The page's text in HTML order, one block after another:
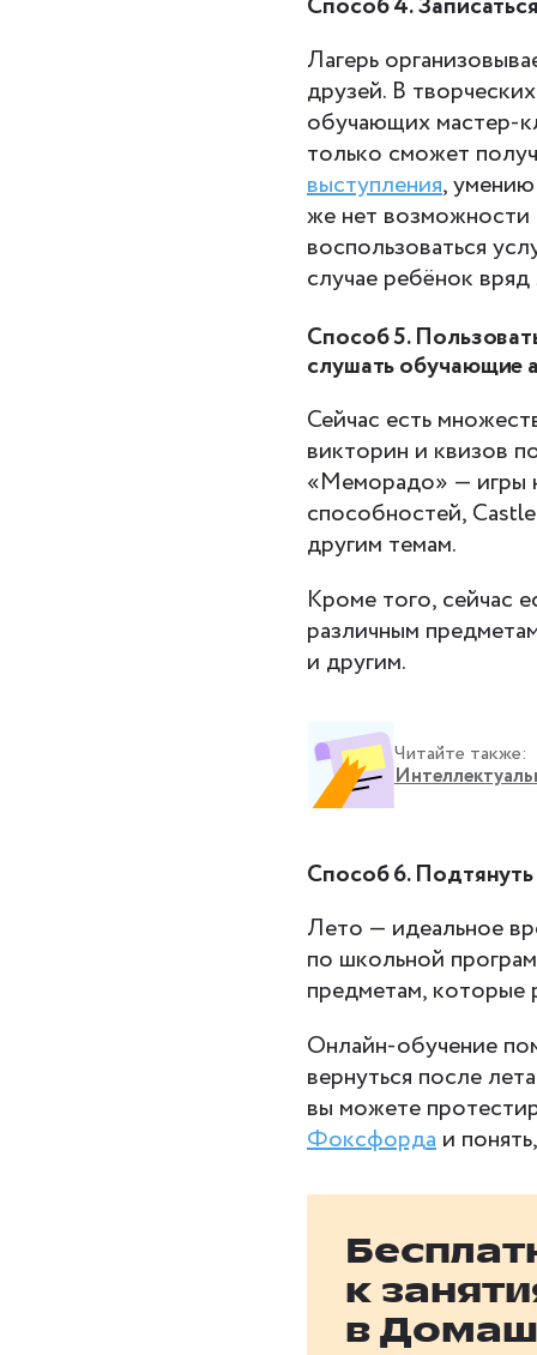
Лагерь
друзей. В
обучающих мастер-
только сможет
выступления,
же нет возможности
воспользоваться
случае ребёнок
Способ 5.
слушать обучающие
Сейчас есть
викторин и квизов
«Меморадо» — игры
способностей,
другим темам.
Кроме того, сейчас
различным
и другим.
Читайте также:
Способ 6.
Лето — идеальное
по школьной
предметам, которые
Онлайн-обучение
вернуться после
вы можете
Фоксфорда и
к
в